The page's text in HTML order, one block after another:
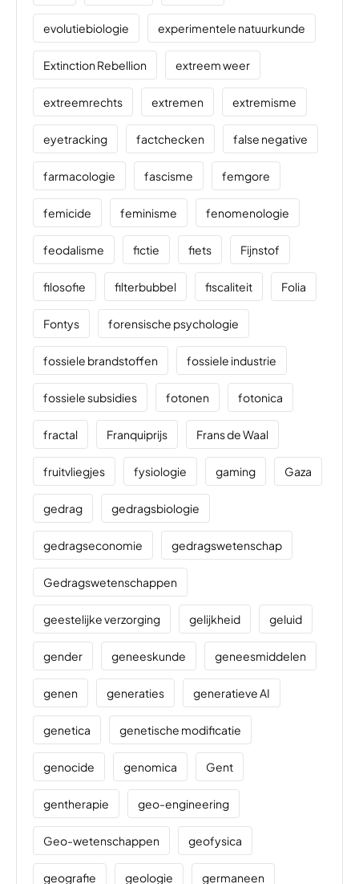
evolutiebiologie experimentele natuurkunde
Extinction Rebellion extreem weer
extreemrechts extremen extremisme
eyetracking factchecken false negative
farmacologie fascisme femgore
femicide feminisme fenomenologie
feodalisme fictie fiets Fijnstof
filosofie filterbubbel fiscaliteit Folia
Fontys forensische psychologie
fossiele brandstoffen fossiele industrie
fossiele subsidies fotonen fotonica
fractal Franquiprijs Frans de Waal
fruitvliegjes fysiologie gaming Gaza
gedrag gedragsbiologie
gedragseconomie gedragswetenschap
Gedragswetenschappen
geestelijke verzorging gelijkheid geluid
gender geneeskunde geneesmiddelen
genen generaties generatieve AI
genetica genetische modificatie
genocide genomica Gent
gentherapie geo-engineering
Geo-wetenschappen geofysica
geografie geologie germaneen